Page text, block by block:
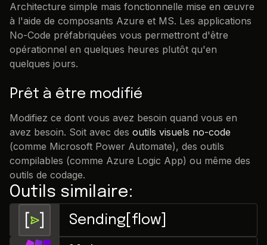
Architecture simple mais fonctionnelle mise en œuvre
à l'aide de composants Azure et MS. Les applications
No-Code préfabriquées vous permettront d'être
opérationnel en quelques heures plutôt qu'en
quelques jours.
Prêt à être modifié
Modifiez ce dont vous avez besoin quand vous en
avez besoin. Soit avec des outils visuels no-code
(comme Microsoft Power Automate), des outils
compilables (comme Azure Logic App) ou même des
outils de codage.
Outils similaire:
Sending[flow]